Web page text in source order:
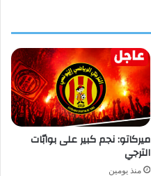
ميركاتو: نجم كبير على بوابّات
الترجي
منذ يومين